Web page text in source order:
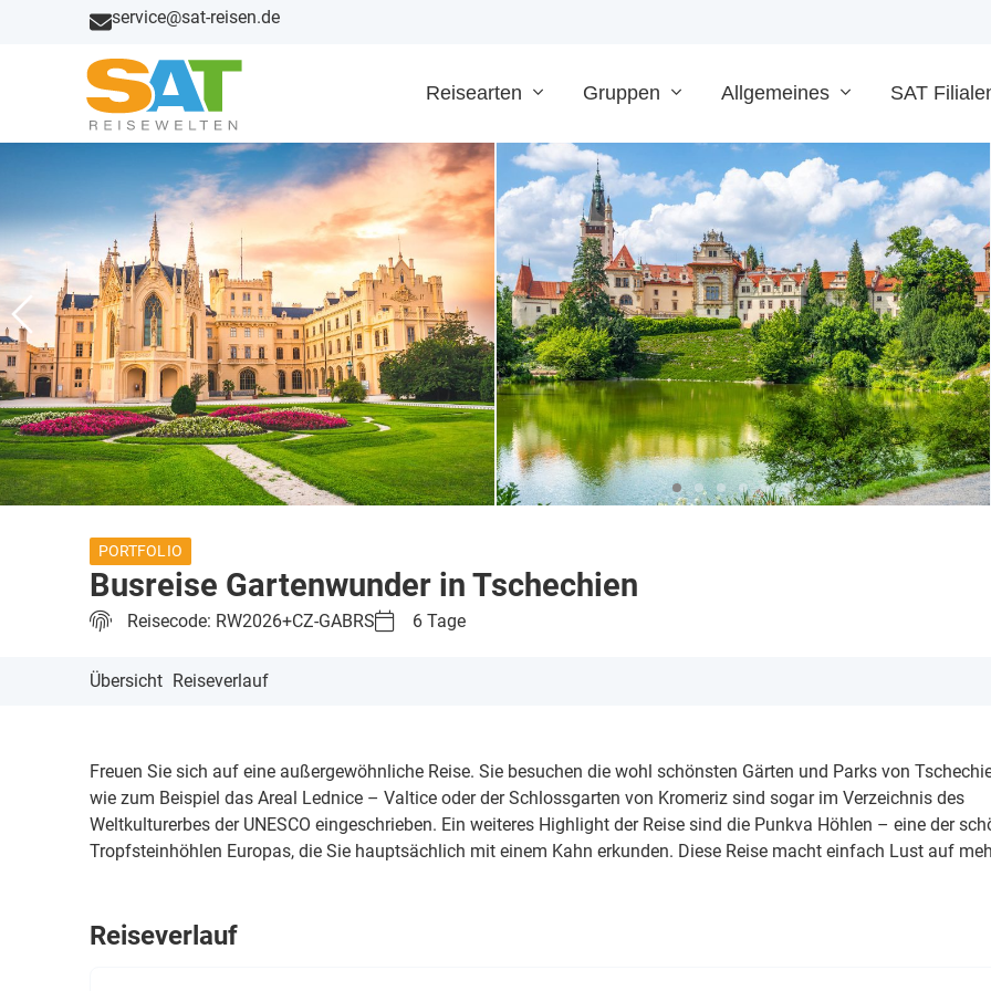
service@sat-reisen.de
Reisearten Gruppen Allgemeines SAT
PORTFOLIO
Busreise Gartenwunder in Tschechien
Reisecode: RW2026+CZ-GABRS 6 Tage
Übersicht Reiseverlauf
Freuen Sie sich auf eine außergewöhnliche Reise. Sie besuchen die wohl schönsten Gärten und Parks von
wie zum Beispiel das Areal Lednice – Valtice oder der Schlossgarten von Kromeriz sind sogar im Verzeichnis des
Weltkulturerbes der UNESCO eingeschrieben. Ein weiteres Highlight der Reise sind die Punkva Höhlen – eine der
Tropfsteinhöhlen Europas, die Sie hauptsächlich mit einem Kahn erkunden. Diese Reise macht einfach Lust auf
Reiseverlauf